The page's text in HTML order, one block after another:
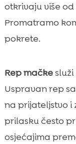
otkrivaju više
Promatramo
pokrete.
Rep mačkesluži
Uspravan rep
na prijateljstvo i
prilasku često
osjećajima